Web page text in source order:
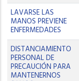
LAVARSE LAS
MANOS PREVIENE
ENFERMEDADES
DISTANCIAMIENTO
PERSONAL DE
PRECAUCIÓN PARA
MANTENERNOS